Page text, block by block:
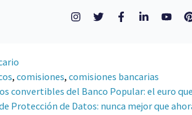
, comisiones, comisiones bancarias
convertibles del Banco Popular: el euro
Protección de Datos: nunca mejor que